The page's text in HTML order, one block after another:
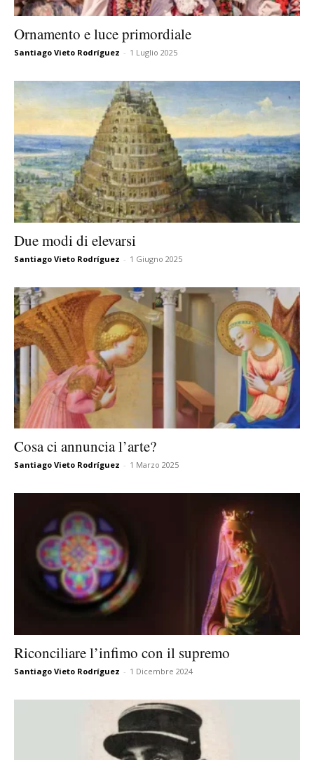
Ornamento e luce primordiale
Santiago Vieto Rodríguez - 1 Luglio 2025
Due modi di elevarsi
Santiago Vieto Rodríguez - 1 Giugno 2025
Cosa ci annuncia l’arte?
Santiago Vieto Rodríguez - 1 Marzo 2025
Riconciliare l’infimo con il supremo
Santiago Vieto Rodríguez - 1 Dicembre 2024